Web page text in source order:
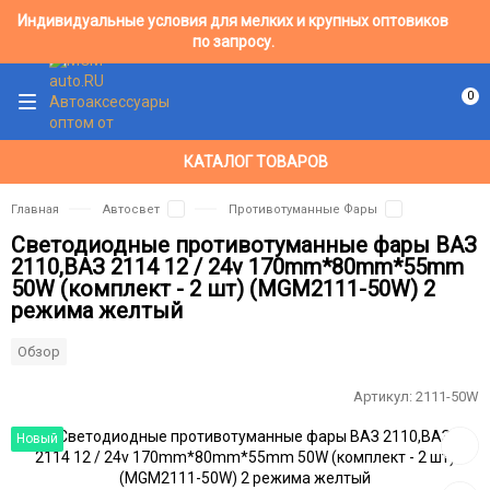
Индивидуальные условия для мелких и крупных оптовиков
по запросу.
КАТАЛОГ ТОВАРОВ
0
Главная Автосвет Противотуманные Фары
Светодиодные противотуманные фары ВАЗ
2110,ВАЗ 2114 12 / 24v 170mm*80mm*55mm
50W (комплект - 2 шт) (MGM2111-50W) 2
режимa желтый
Обзор
Новый
в
Артикул: 2111-50W